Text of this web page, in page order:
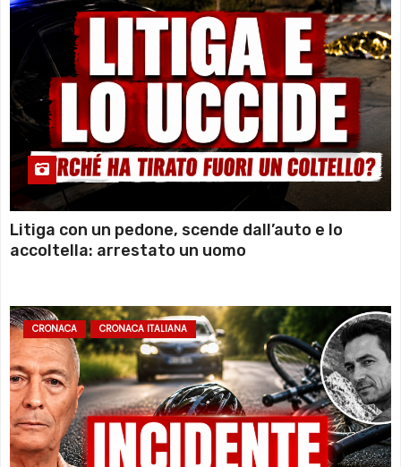
Litiga con un pedone, scende dall’auto e lo
accoltella: arrestato un uomo
CRONACA CRONACA ITALIANA